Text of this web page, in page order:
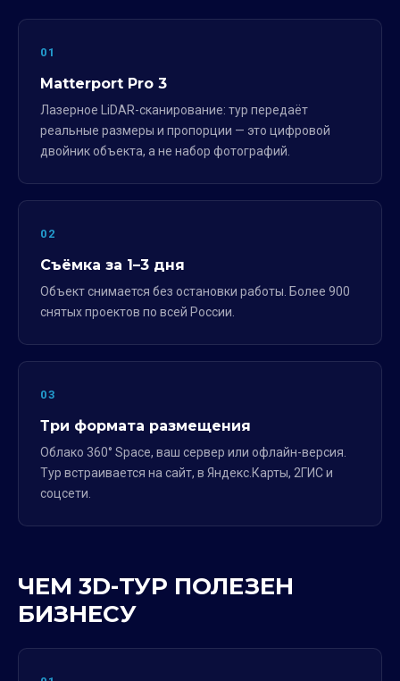
01
Matterport Pro 3
Лазерное LiDAR-сканирование: тур передаёт
реальные размеры и пропорции — это цифровой
двойник объекта, а не набор фотографий.
02
Съёмка за 1–3 дня
Объект снимается без остановки работы. Более 900
снятых проектов по всей России.
03
Три формата размещения
Облако 360° Space, ваш сервер или офлайн-версия.
Тур встраивается на сайт, в Яндекс.Карты, 2ГИС и
соцсети.
ЧЕМ 3D-ТУР ПОЛЕЗЕН
БИЗНЕСУ